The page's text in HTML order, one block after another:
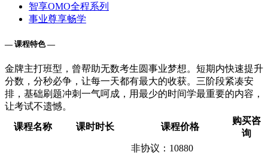
智享OMO全程系列
事业尊享畅学
— 课程特色 —
金牌主打班型，曾帮助无数考生圆事业梦想。短期内快速提升
分数，分秒必争，让每一天都有最大的收获。三阶段紧凑安
排，基础刷题冲刺一气呵成，用最少的时间学最重要的内容，
让考试不遗憾。
课程名称
课时时长 课程价格
购买咨
询
非协议：10880